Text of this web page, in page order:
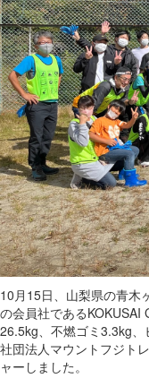
10月15日、山梨県の青木
の会員社であるKOKUSAI
26.5kg、不燃ゴミ3.3kg
社団法人マウントフジト
ャーしました。